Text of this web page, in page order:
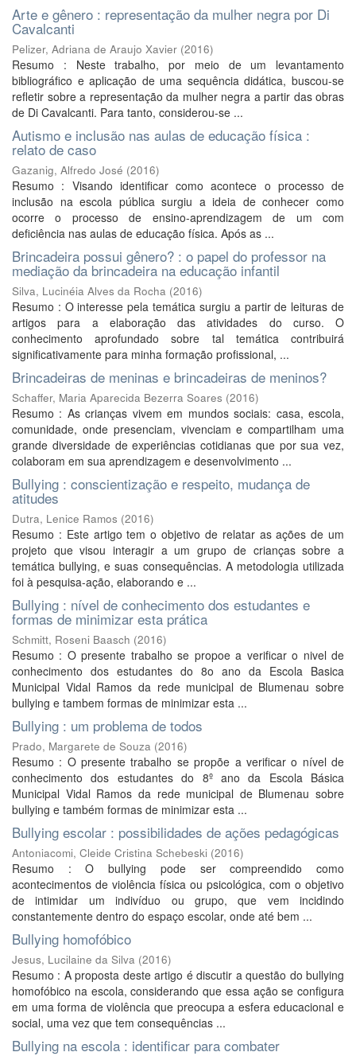
Arte e gênero : representação da mulher negra por Di
Cavalcanti
Pelizer, Adriana de Araujo Xavier (2016)
Resumo : Neste trabalho, por meio de um levantamento
bibliográfico e aplicação de uma sequência didática, buscou-se
refletir sobre a representação da mulher negra a partir das obras
de Di Cavalcanti. Para tanto, considerou-se ...
Autismo e inclusão nas aulas de educação física :
relato de caso
Gazanig, Alfredo José (2016)
Resumo : Visando identificar como acontece o processo de
inclusão na escola pública surgiu a ideia de conhecer como
ocorre o processo de ensino-aprendizagem de um com
deficiência nas aulas de educação física. Após as ...
Brincadeira possui gênero? : o papel do professor na
mediação da brincadeira na educação infantil
Silva, Lucinéia Alves da Rocha (2016)
Resumo : O interesse pela temática surgiu a partir de leituras de
artigos para a elaboração das atividades do curso. O
conhecimento aprofundado sobre tal temática contribuirá
significativamente para minha formação profissional, ...
Brincadeiras de meninas e brincadeiras de meninos?
Schaffer, Maria Aparecida Bezerra Soares (2016)
Resumo : As crianças vivem em mundos sociais: casa, escola,
comunidade, onde presenciam, vivenciam e compartilham uma
grande diversidade de experiências cotidianas que por sua vez,
colaboram em sua aprendizagem e desenvolvimento ...
Bullying : conscientização e respeito, mudança de
atitudes
Dutra, Lenice Ramos (2016)
Resumo : Este artigo tem o objetivo de relatar as ações de um
projeto que visou interagir a um grupo de crianças sobre a
temática bullying, e suas consequências. A metodologia utilizada
foi à pesquisa-ação, elaborando e ...
Bullying : nível de conhecimento dos estudantes e
formas de minimizar esta prática
Schmitt, Roseni Baasch (2016)
Resumo : O presente trabalho se propoe a verificar o nivel de
conhecimento dos estudantes do 8o ano da Escola Basica
Municipal Vidal Ramos da rede municipal de Blumenau sobre
bullying e tambem formas de minimizar esta ...
Bullying : um problema de todos
Prado, Margarete de Souza (2016)
Resumo : O presente trabalho se propõe a verificar o nível de
conhecimento dos estudantes do 8º ano da Escola Básica
Municipal Vidal Ramos da rede municipal de Blumenau sobre
bullying e também formas de minimizar esta ...
Bullying escolar : possibilidades de ações pedagógicas
Antoniacomi, Cleide Cristina Schebeski (2016)
Resumo : O bullying pode ser compreendido como
acontecimentos de violência física ou psicológica, com o objetivo
de intimidar um indivíduo ou grupo, que vem incidindo
constantemente dentro do espaço escolar, onde até bem ...
Bullying homofóbico
Jesus, Lucilaine da Silva (2016)
Resumo : A proposta deste artigo é discutir a questão do bullying
homofóbico na escola, considerando que essa ação se configura
em uma forma de violência que preocupa a esfera educacional e
social, uma vez que tem consequências ...
Bullying na escola : identificar para combater